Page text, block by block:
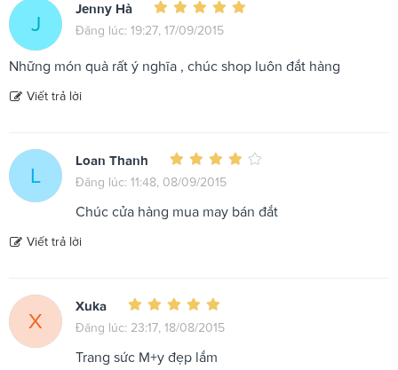
J
Jenny Hà
Đăng lúc: 19:27, 17/09/2015
Những món quà rất ý nghĩa , chúc shop luôn đắt hàng
Viết trả lời
L
Loan Thanh
Đăng lúc: 11:48, 08/09/2015
Chúc cửa hàng mua may bán đắt
Viết trả lời
X
Xuka
Đăng lúc: 23:17, 18/08/2015
Trang sức M+y đẹp lắm